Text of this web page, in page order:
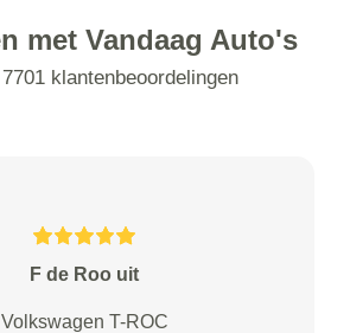
met Vandaag Auto's
klantenbeoordelingen
F de Roo uit
Volkswagen T-ROC